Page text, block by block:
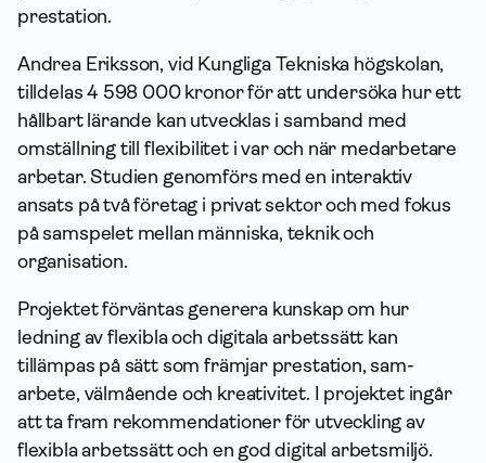
prestation.
Andrea Eriksson, vid Kungliga Tekniska högskolan,
tilldelas 4 598 000 kronor för att undersöka hur ett
hållbart lärande kan utvecklas i samband med
omställning till flexibilitet i var och när medarbetare
arbetar. Studien genomförs med en interaktiv
ansats på två företag i privat sektor och med fokus
på samspelet mellan människa, teknik och
organisation.
Projektet förväntas generera kunskap om hur
ledning av flexibla och digitala arbetssätt kan
tillämpas på sätt som främjar prestation, sam­
arbete, välmående och kreativitet. I projektet ingår
att ta fram rekommendationer för utveckling av
flexibla arbetssätt och en god digital arbetsmiljö.